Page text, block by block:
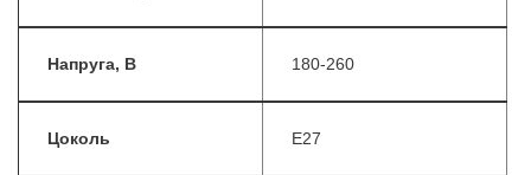
Напруга, В 180-260
Цоколь E27